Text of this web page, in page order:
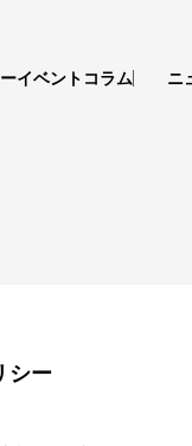
イベント コラム ニ
シー